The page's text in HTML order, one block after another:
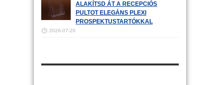
ALAKÍTSD ÁT A RECEPCIÓS
PULTOT ELEGÁNS PLEXI
PROSPEKTUSTARTÓKKAL
2026-07-20